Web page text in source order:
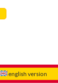
english version